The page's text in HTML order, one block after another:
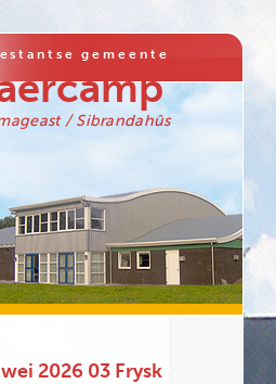
gemeente
/ Sibrandahûs
2026 03 Frysk